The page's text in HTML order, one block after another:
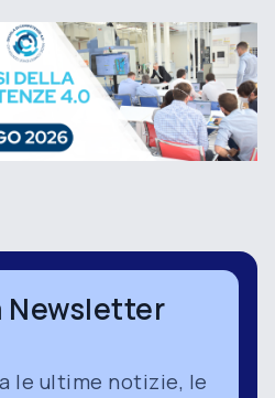
Newsletter
le ultime notizie, le